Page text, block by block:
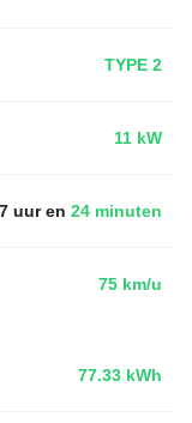
TYPE 2
11 kW
7 uur en 24 minuten
75 km/u
77.33 kWh